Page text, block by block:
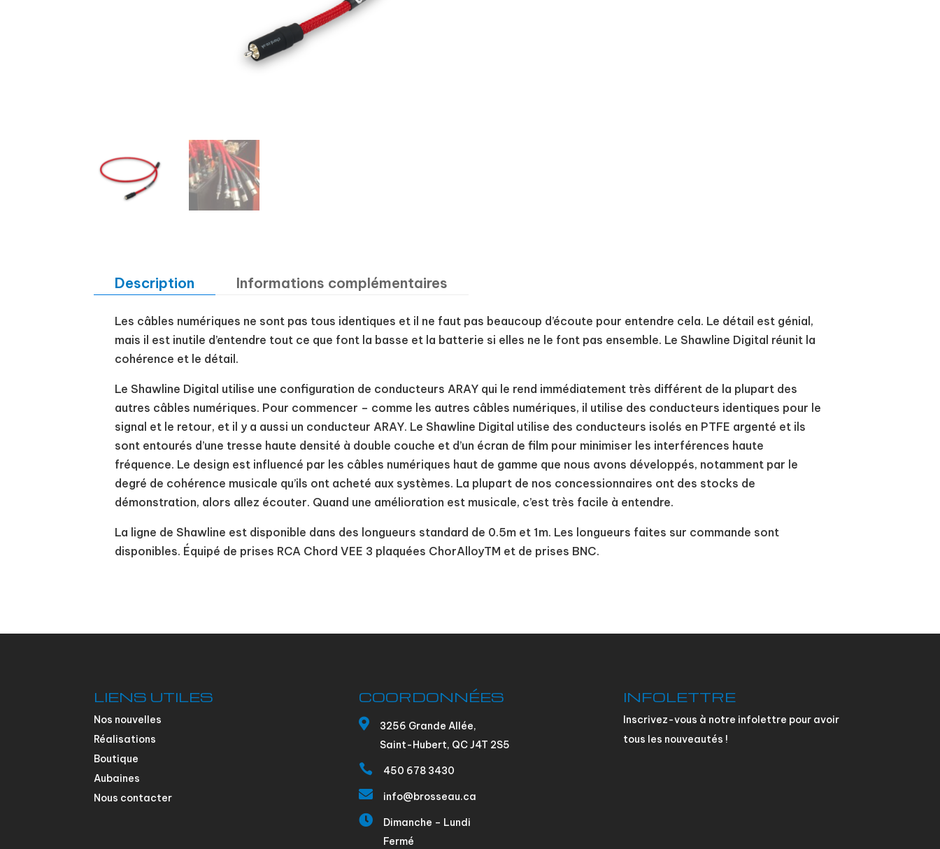
Description Informations complémentaires
Les câbles numériques ne sont pas tous identiques et il ne faut pas beaucoup d’écoute pour entendre cela. Le détail est génial,
mais il est inutile d’entendre tout ce que font la basse et la batterie si elles ne le font pas ensemble. Le Shawline Digital réunit la
cohérence et le détail.
Le Shawline Digital utilise une configuration de conducteurs ARAY qui le rend immédiatement très différent de la plupart des
autres câbles numériques. Pour commencer – comme les autres câbles numériques, il utilise des conducteurs identiques pour le
signal et le retour, et il y a aussi un conducteur ARAY. Le Shawline Digital utilise des conducteurs isolés en PTFE argenté et ils
sont entourés d’une tresse haute densité à double couche et d’un écran de film pour minimiser les interférences haute
fréquence. Le design est influencé par les câbles numériques haut de gamme que nous avons développés, notamment par le
degré de cohérence musicale qu’ils ont acheté aux systèmes. La plupart de nos concessionnaires ont des stocks de
démonstration, alors allez écouter. Quand une amélioration est musicale, c’est très facile à entendre.
La ligne de Shawline est disponible dans des longueurs standard de 0.5m et 1m. Les longueurs faites sur commande sont
disponibles. Équipé de prises RCA Chord VEE 3 plaquées ChorAlloyTM et de prises BNC.
LIENS UTILES
Nos nouvelles
Réalisations
Boutique
Aubaines
Nous contacter
COORDONNÉES

3256 Grande Allée,
Saint-Hubert, QC J4T 2S5
 450 678 3430
 info@brosseau.ca

Dimanche – Lundi
Fermé
INFOLETTRE
Inscrivez-vous à notre infolettre pour avoir
tous les nouveautés !